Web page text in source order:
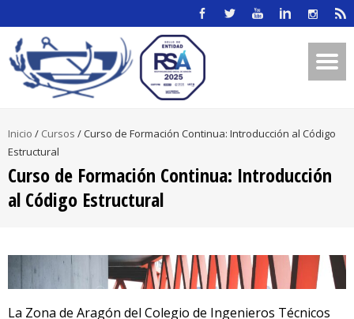
Inicio / Cursos /Curso de Formación Continua: Introducción al Código
Estructural
Curso de Formación Continua: Introducción
al Código Estructural
La Zona de Aragón del Colegio de Ingenieros Técnicos